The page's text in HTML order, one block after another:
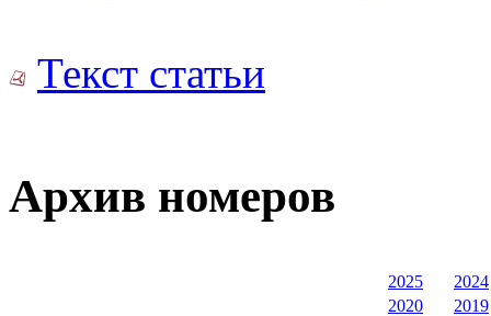
Текст статьи
Архив номеров
2025
2024
2020
2019